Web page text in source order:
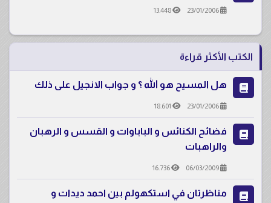
23/01/2006
13.448
الكتب الأكثر قراءة
هل المسيح هو الله ؟ و جواب الانجيل على ذلك
23/01/2006
18.601
فضائح الكنائس و الباباوات و القسس و الرهبان
والراهبات
06/03/2009
16.736
مناظرتان في استكهولم بين احمد ديدات و